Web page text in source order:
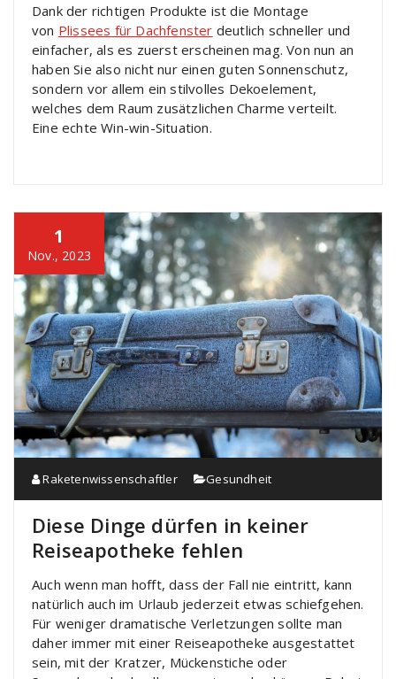
Dank der richtigen Produkte ist die Montage
von Plissees für Dachfenster deutlich schneller und
einfacher, als es zuerst erscheinen mag. Von nun an
haben Sie also nicht nur einen guten Sonnenschutz,
sondern vor allem ein stilvolles Dekoelement,
welches dem Raum zusätzlichen Charme verteilt.
Eine echte Win-win-Situation.
1
Nov., 2023
Raketenwissenschaftler Gesundheit
Diese Dinge dürfen in keiner
Reiseapotheke fehlen
Auch wenn man hofft, dass der Fall nie eintritt, kann
natürlich auch im Urlaub jederzeit etwas schiefgehen.
Für weniger dramatische Verletzungen sollte man
daher immer mit einer Reiseapotheke ausgestattet
sein, mit der Kratzer, Mückenstiche oder